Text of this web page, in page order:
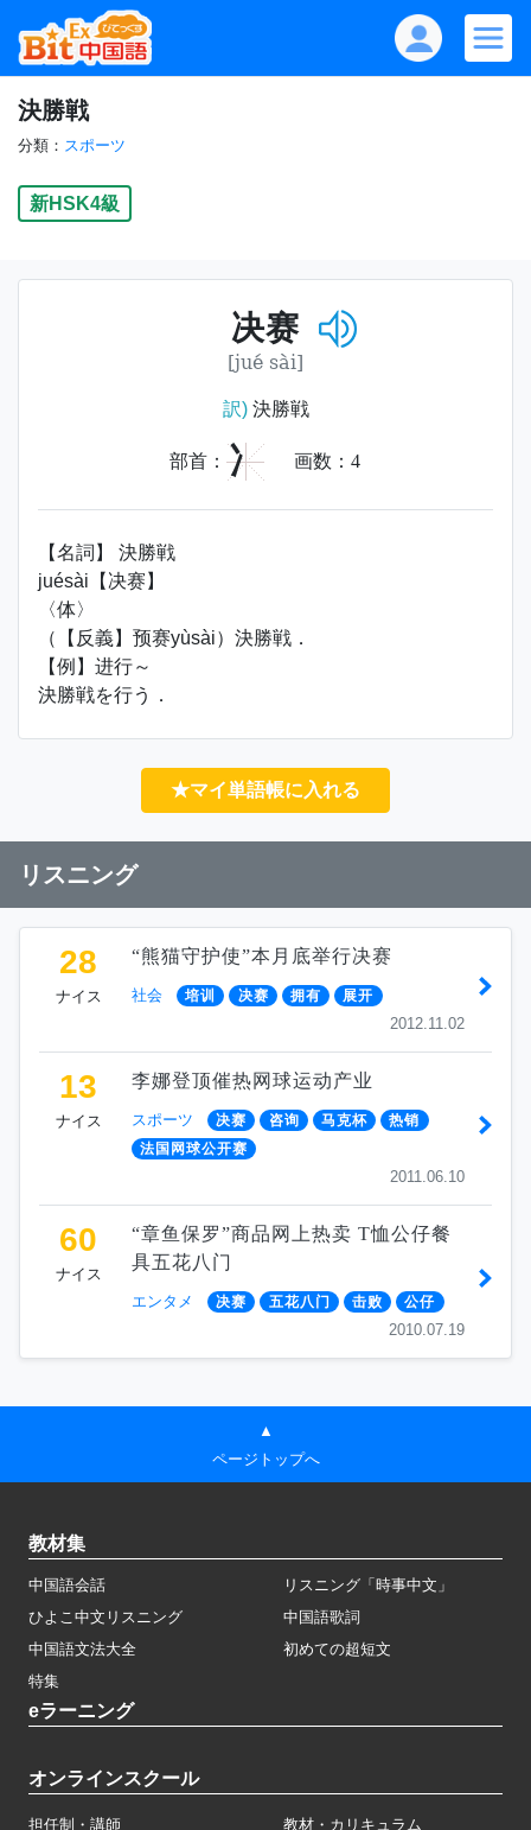
決勝戦
分類： スポーツ
新HSK4級
决赛
[jué sài]
訳)決勝戦
部首： 冫 画数： 4
【名詞】 決勝戦
juésài【决赛】
〈体〉
（【反義】预赛yùsài）決勝戦．
【例】进行～
決勝戦を行う．
★マイ単語帳に入れる
リスニング
28
ナイス
“熊猫守护使”本月底举行决赛
社会 培训 决赛 拥有 展开
2012.11.02
13
ナイス
李娜登顶催热网球运动产业
スポーツ 决赛 咨询 马克杯
热销
法国网球公开赛
2011.06.10
60
ナイス
“章鱼保罗”商品网上热卖 T恤公仔餐
具五花八门
エンタメ 决赛 五花八门 击败 公仔
2010.07.19
▲
ページトップへ
教材集
中国語会話
リスニング「時事中文」
ひよこ中文リスニング
中国語歌詞
中国語文法大全
初めての超短文
特集
eラーニング
オンラインスクール
担任制・講師 教材・カリキュラム